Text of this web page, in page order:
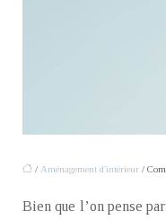
/ Aménagement d'intérieur /
Bien que l’on pense